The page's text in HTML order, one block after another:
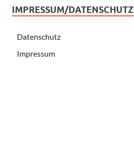
IMPRESSUM/DATENSCHUTZ
Datenschutz
Impressum